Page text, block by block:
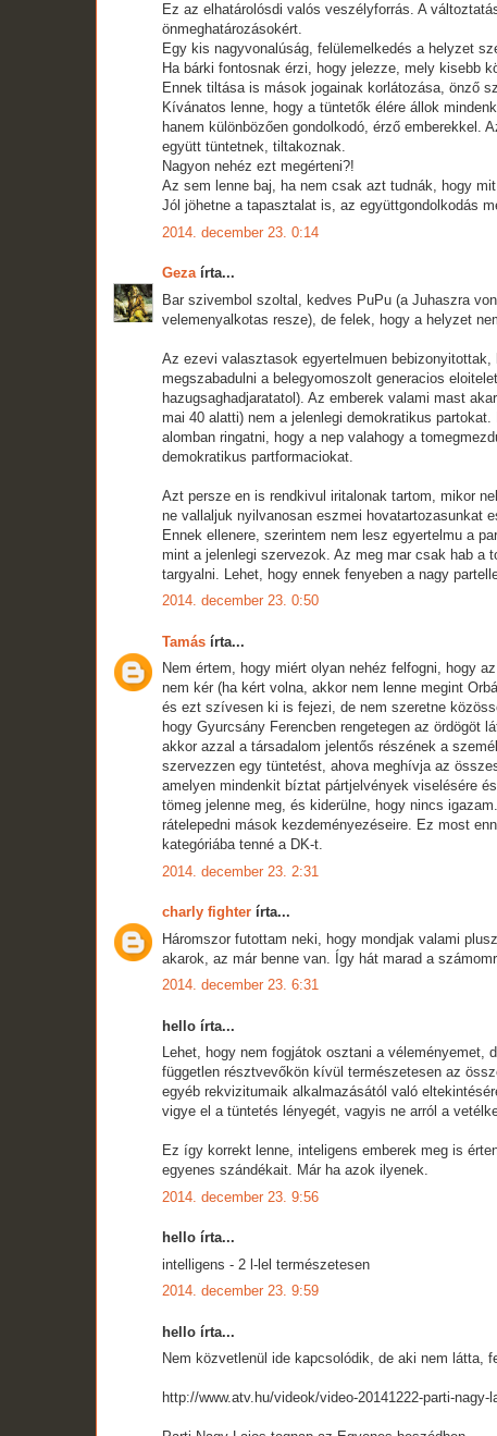
Ez az elhatárolósdi valós veszélyforrás. A
önmeghatározásokért.
Egy kis nagyvonalúság, felülemelkedés a helyzet
Ha bárki fontosnak érzi, hogy jelezze, mely kisebb
Ennek tiltása is mások jogainak korlátozása, önző
Kívánatos lenne, hogy a tüntetők élére állok
hanem különbözően gondolkodó, érző emberekkel.
együtt tüntetnek, tiltakoznak.
Nagyon nehéz ezt megérteni?!
Az sem lenne baj, ha nem csak azt tudnák, hogy
Jól jöhetne a tapasztalat is, az együttgondolkodás
2014. december 23. 0:14
Gezaírta...
Bar szivembol szoltal, kedves PuPu (a Juhaszra
velemenyalkotas resze), de felek, hogy a helyzet
Az ezevi valasztasok egyertelmuen
megszabadulni a belegyomoszolt generacios
hazugsaghadjaratatol). Az emberek valami mast
mai 40 alatti) nem a jelenlegi demokratikus
alomban ringatni, hogy a nep valahogy a
demokratikus partformaciokat.
Azt persze en is rendkivul iritalonak tartom, mikor
ne vallaljuk nyilvanosan eszmei hovatartozasunkat
Ennek ellenere, szerintem nem lesz egyertelmu a
mint a jelenlegi szervezok. Az meg mar csak hab a
targyalni. Lehet, hogy ennek fenyeben a nagy
2014. december 23. 0:50
Tamás írta...
Nem értem, hogy miért olyan nehéz felfogni, hogy
nem kér (ha kért volna, akkor nem lenne megint
és ezt szívesen ki is fejezi, de nem szeretne
hogy Gyurcsány Ferencben rengetegen az ördögöt
akkor azzal a társadalom jelentős részének a
szervezzen egy tüntetést, ahova meghívja az
amelyen mindenkit bíztat pártjelvények viselésére
tömeg jelenne meg, és kiderülne, hogy nincs
rátelepedni mások kezdeményezéseire. Ez most
kategóriába tenné a DK-t.
2014. december 23. 2:31
charly fighter írta...
Háromszor futottam neki, hogy mondjak valami
akarok, az már benne van. Így hát marad a
2014. december 23. 6:31
hello írta...
Lehet, hogy nem fogjátok osztani a véleményemet,
független résztvevőkön kívül természetesen az
egyéb rekvizitumaik alkalmazásától való
vigye el a tüntetés lényegét, vagyis ne arról a
Ez így korrekt lenne, inteligens emberek meg is
egyenes szándékait. Már ha azok ilyenek.
2014. december 23. 9:56
hello írta...
intelligens - 2 l-lel természetesen
2014. december 23. 9:59
hello írta...
Nem közvetlenül ide kapcsolódik, de aki nem látta,
http://www.atv.hu/videok/video-20141222-parti-nagy-